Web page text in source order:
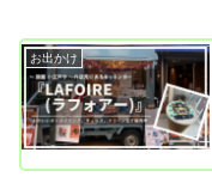
お出かけ